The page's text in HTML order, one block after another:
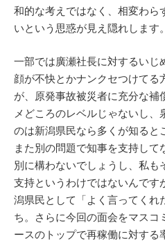
和的な考えではなく、相変わら
いという思惑が見え隠れします。
一部では廣瀬社長に対するいじ
顔が不快とかナンクセつけてる
が、原発事故被災者に充分な補
メどころのレベルじゃないし
のは新潟県民なら多くが知ると
また別の問題で知事を支持し
別に構わないでしょうし、私も
支持というわけではないんです
潟県民として「よく言ってくれ
ち。さらに今回の面会をマスコ
ースのトップで再稼働に対する